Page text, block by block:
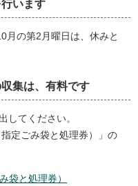
います
月の第2月曜日は、休みと
集は、有料です
してください。
定ごみ袋と処理券）」の
袋と処理券）